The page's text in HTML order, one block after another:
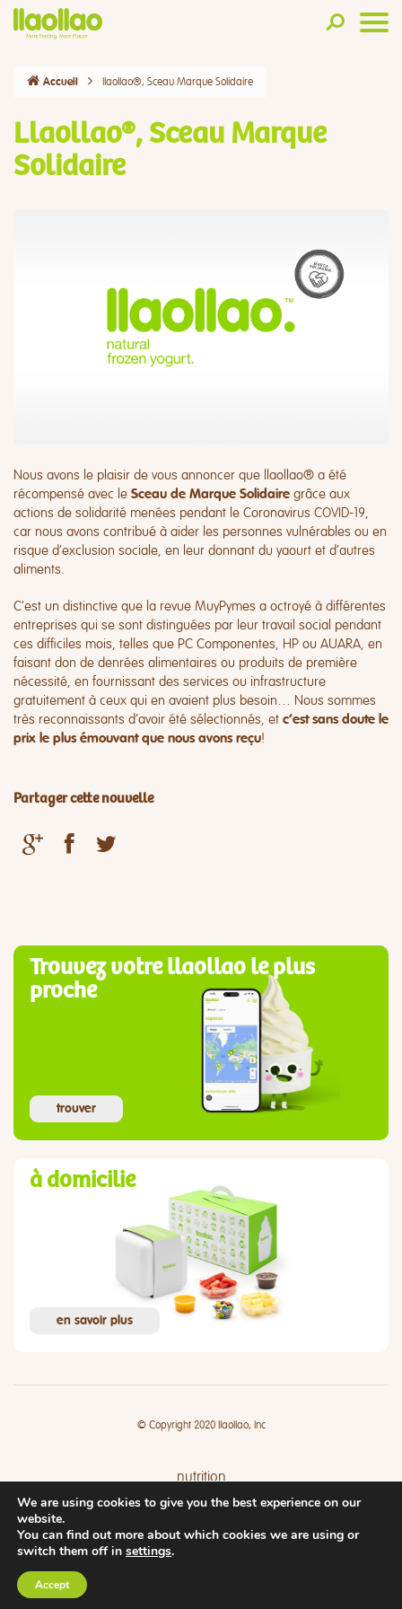
Accueil llaollao®, Sceau Marque Solidaire
Llaollao®, Sceau Marque
Solidaire
Nous avons le plaisir de vous annoncer que llaollao® a été
récompensé avec le Sceau de Marque Solidaire grâce aux
actions de solidarité menées pendant le Coronavirus COVID-19,
car nous avons contribué à aider les personnes vulnérables ou en
risque d’exclusion sociale, en leur donnant du yaourt et d’autres
aliments.
C’est un distinctive que la revue MuyPymes a octroyé à différentes
entreprises qui se sont distinguées par leur travail social pendant
ces difficiles mois, telles que PC Componentes, HP ou AUARA, en
faisant don de denrées alimentaires ou produits de première
nécessité, en fournissant des services ou infrastructure
gratuitement à ceux qui en avaient plus besoin… Nous sommes
très reconnaissants d’avoir été sélectionnés, et c’est sans doute le
prix le plus émouvant que nous avons reçu!
Partager cette nouvelle
Trouvez votre llaollao le plus
proche
trouver
à domicilie
en savoir plus
© Copyright 2020 llaollao, Inc
nutrition
espaces
We are using cookies to give you the best experience on our
website.
You can find out more about which cookies we are using or
switch them off in settings.
Accept